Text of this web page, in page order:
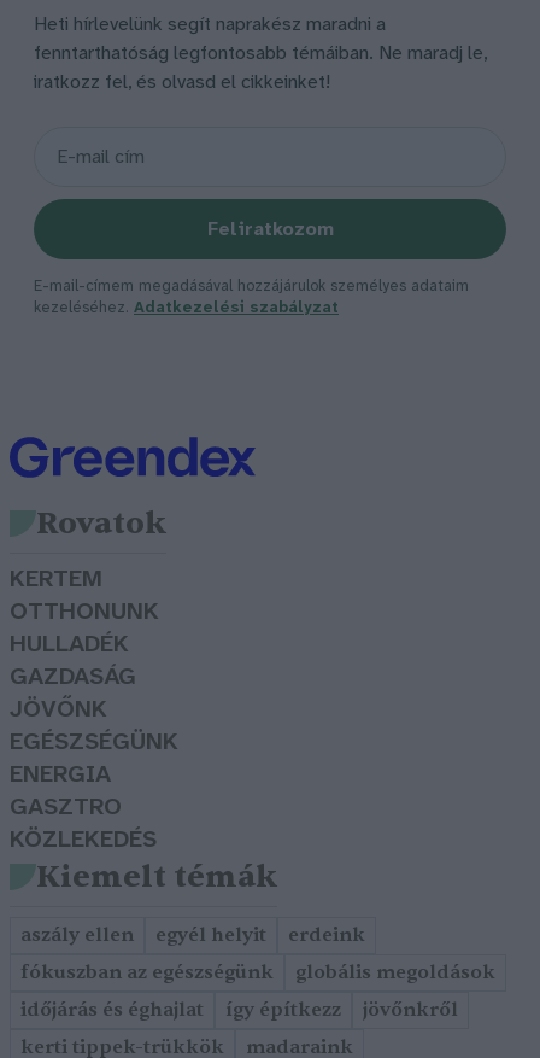
Heti hírlevelünk segít naprakész maradni a
fenntarthatóság legfontosabb témáiban. Ne maradj le,
iratkozz fel, és olvasd el cikkeinket!
Feliratkozom
E-mail-címem megadásával hozzájárulok személyes adataim
kezeléséhez. Adatkezelési szabályzat
Rovatok
KERTEM
OTTHONUNK
HULLADÉK
GAZDASÁG
JÖVŐNK
EGÉSZSÉGÜNK
ENERGIA
GASZTRO
KÖZLEKEDÉS
Kiemelt témák
aszály ellen egyél helyit
erdeink
fókuszban az egészségünk
globális megoldások
időjárás és éghajlat
így építkezz
jövőnkről
kerti tippek-trükkök
madaraink